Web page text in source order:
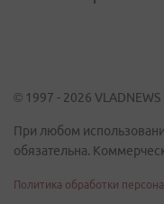
© 1997 - 2026 VLADNEWS
При любом
обязательна.
Политика обработки